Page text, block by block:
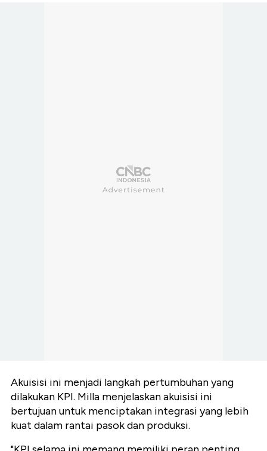
Akuisisi ini menjadi langkah pertumbuhan yang
dilakukan KPI. Milla menjelaskan akuisisi ini
bertujuan untuk menciptakan integrasi yang lebih
kuat dalam rantai pasok dan produksi.